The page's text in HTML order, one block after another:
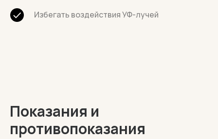
Избегать воздействия УФ-лучей
Показания и
противопоказания